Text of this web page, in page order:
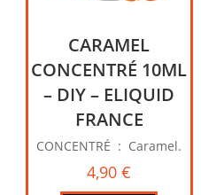
CARAMEL
CONCENTRÉ 10ML
– DIY – ELIQUID
FRANCE
CONCENTRÉ : Caramel.
4,90€